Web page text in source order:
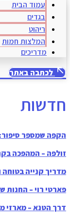
עמוד הבית
בגדים
ריהוט
המלצות חמות
מדריכים
לכתבה באתר
חדשות
הקפה שמספר
זולפה – המהפכה
מדריך קנייה
פארטי רוי – החנות
דרך הטנא – מארזי